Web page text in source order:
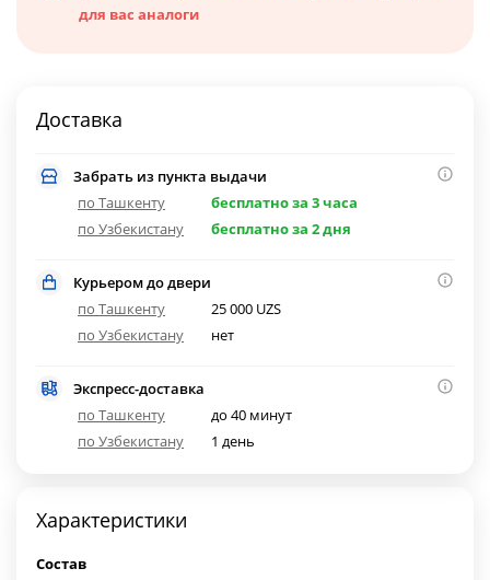
для вас аналоги
Доставка
Забрать из пункта выдачи
по Ташкенту
бесплатно за 3 часа
по Узбекистану
бесплатно за 2 дня
Курьером до двери
по Ташкенту
25 000 UZS
по Узбекистану
нет
Экспресс-доставка
по Ташкенту
до 40 минут
по Узбекистану
1 день
Характеристики
Состав